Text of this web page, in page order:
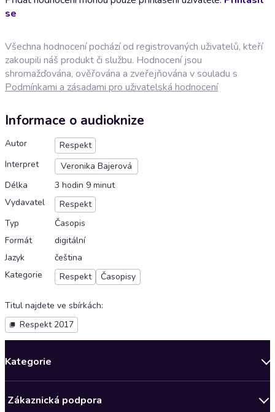
se
Všechna hodnocení pochází od registrovaných uživatelů, kteří
zakoupili náš produkt či službu. Hodnocení jsou
shromažďována, ověřována a zveřejňována v souladu s
Podmínkami a zásadami pro uživatelská hodnocení
Informace o audioknize
Autor
Respekt
Interpret
Veronika Bajerová
Délka
3 hodin 9 minut
Vydavatel
Respekt
Typ
Časopis
Formát
digitální
Jazyk
čeština
Kategorie
Respekt Časopisy
Titul najdete ve sbírkách:
Respekt 2017
Kategorie
Bestsellery měsíce
Zákaznická podpora